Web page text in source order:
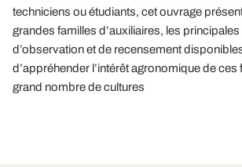
techniciens ou étudiants, cet ouvrage
grandes familles d’auxiliaires, les
d’observation et de recensement
d’appréhender l’intérêt agronomique de ces
grand nombre de cultures